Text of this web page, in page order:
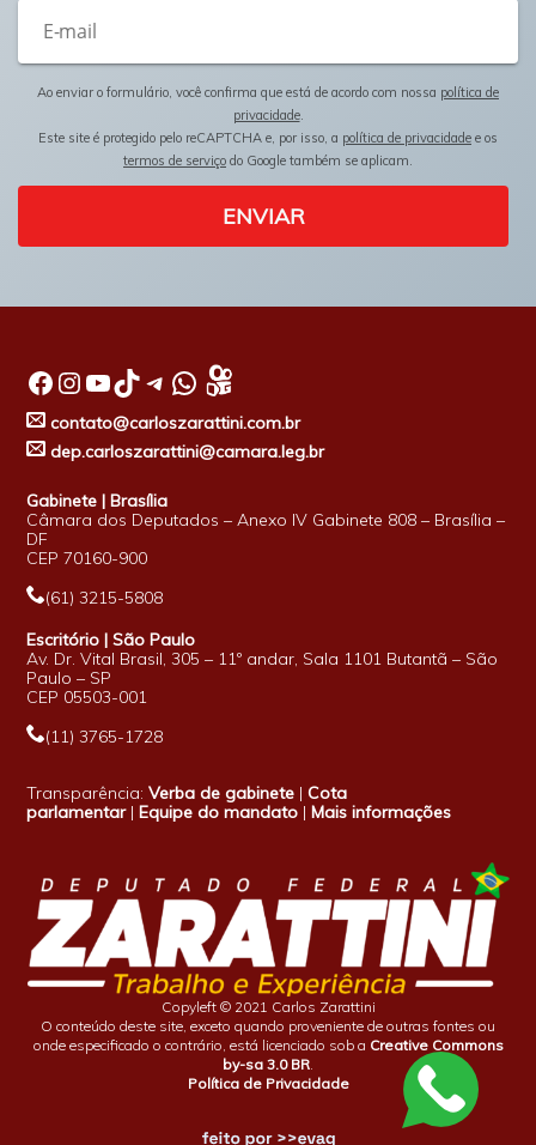
Ao enviar o formulário, você confirma que está de acordo com nossa política de
privacidade.
Este site é protegido pelo reCAPTCHA e, por isso, a política de privacidade e os
termos de serviço do Google também se aplicam.
ENVIAR
Facebook InstagramYoutube TikTok Telegram WhatsApp
contato@carloszarattini.com.br
dep.carloszarattini@camara.leg.br
Gabinete | Brasília
Câmara dos Deputados – Anexo IV Gabinete 808 – Brasília –
DF
CEP 70160-900
(61) 3215-5808
Escritório | São Paulo
Av. Dr. Vital Brasil, 305 – 11º andar, Sala 1101 Butantã – São
Paulo – SP
CEP 05503-001
(11) 3765-1728
Transparência:Verba de gabinete |Cota
parlamentar|Equipe do mandato |Mais informações
Copyleft © 2021 Carlos Zarattini
O conteúdo deste site, exceto quando proveniente de outras fontes ou
onde especificado o contrário, está licenciado sob a Creative Commons
by-sa 3.0 BR
Política de Privacidade